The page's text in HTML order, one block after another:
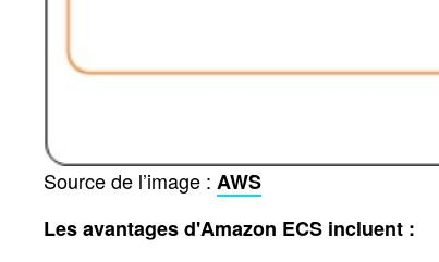
Source de l’image : AWS
Les avantages d'Amazon ECS incluent :